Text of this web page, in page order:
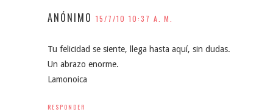
ANÓNIMO 15/7/10 10:37 A. M.
Tu felicidad se siente, llega hasta aquí, sin dudas.
Un abrazo enorme.
Lamonoica
RESPONDER